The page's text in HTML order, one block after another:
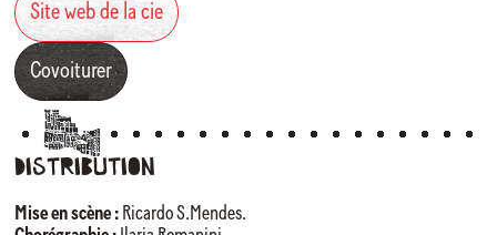
Site web de la cie
Covoiturer
Distribution
Mise en scène : Ricardo S.Mendes.